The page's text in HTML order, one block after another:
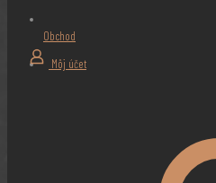
Obchod
Môj účet